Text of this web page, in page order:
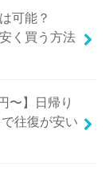
可能？
く買う方法
〜】日帰り
往復が安い